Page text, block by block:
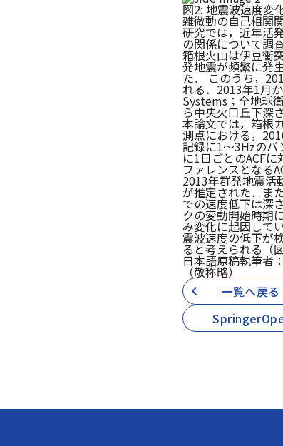
図2: 地震波速度変
雑微動の自己相関
研究では，近年活
の関係について調
箱根火山は伊豆衝
発地震が頻繁に発
た． このうち，
れる．2013年1月
Systems；全地球
ら中央火口丘下深
本論文では，箱根
測点における，
記録に1〜3Hzのバ
に1日ごとのACF
ファレンスとなる
2013年群発地震活
が推定された．ま
での速度低下は深
クの変動開始時期
み変化に起因して
震波速度の低下が
ると考えられる（
日本語原稿執筆者
（敬称略）
一覧へ戻る